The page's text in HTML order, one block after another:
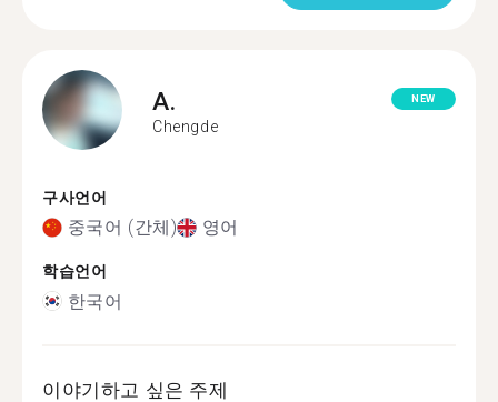
A.
Chengde
NEW
구사언어
중국어 (간체) 영어
학습언어
한국어
이야기하고 싶은 주제